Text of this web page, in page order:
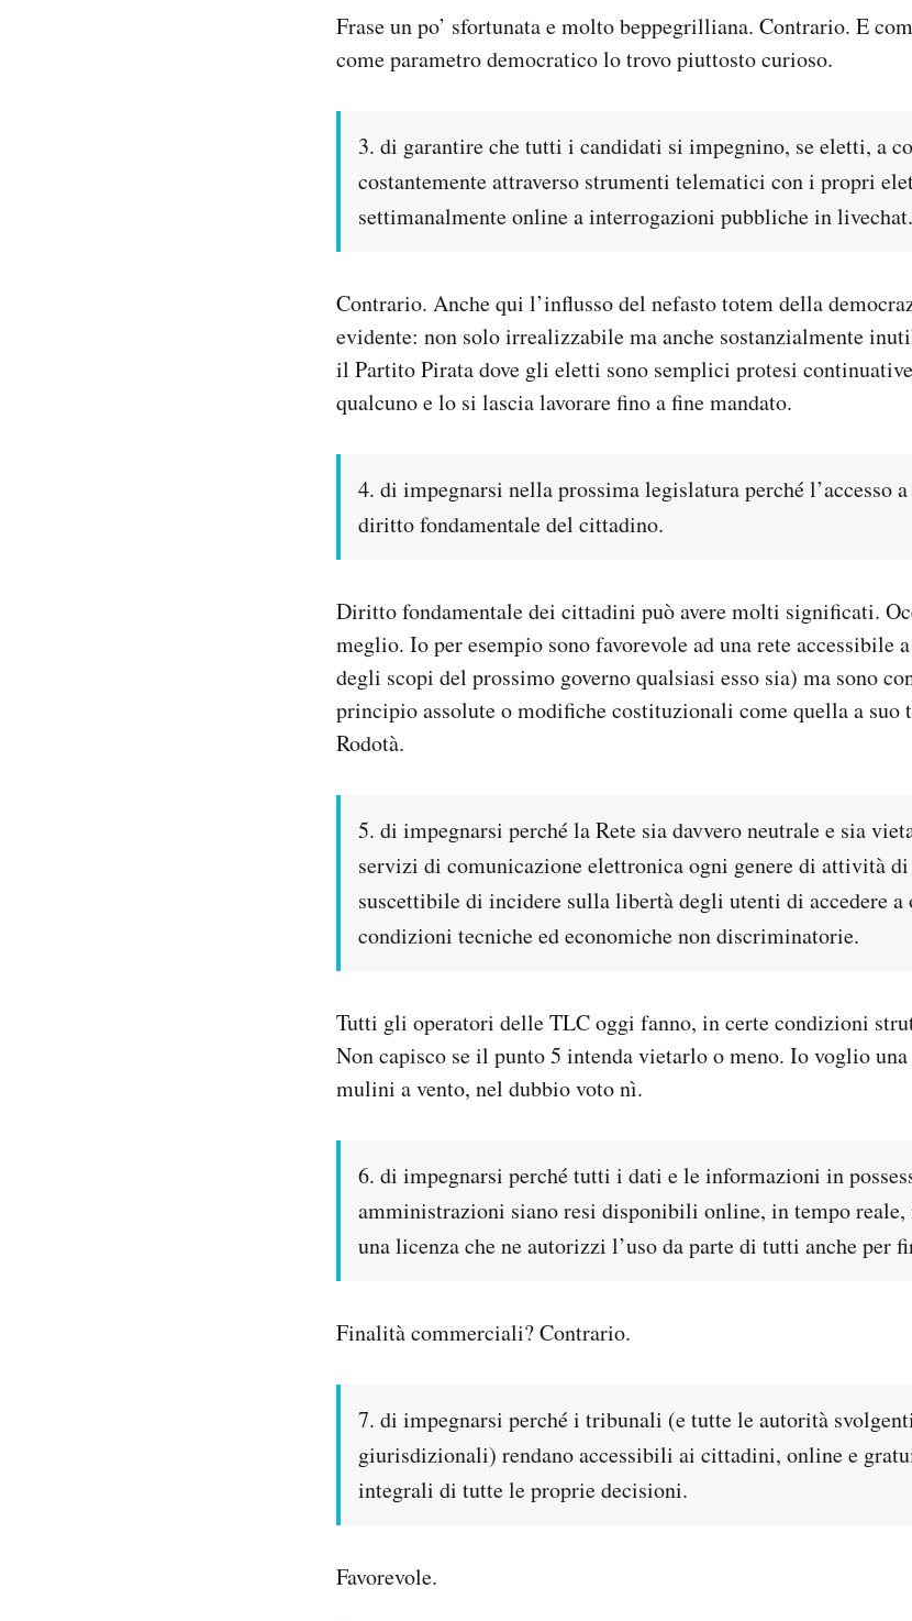
Frase un po’ sfortunata e molto beppegrilliana. Contrario. E
come parametro democratico lo trovo piuttosto curioso.
3. di garantire che tutti i candidati si impegnino, se eletti, a
costantemente attraverso strumenti telematici con i propri
settimanalmente online a interrogazioni pubbliche in livechat.
Contrario. Anche qui l’influsso del nefasto totem della
evidente: non solo irrealizzabile ma anche sostanzialmente
il Partito Pirata dove gli eletti sono semplici protesi
qualcuno e lo si lascia lavorare fino a fine mandato.
4. di impegnarsi nella prossima legislatura perché l’accesso
diritto fondamentale del cittadino.
Diritto fondamentale dei cittadini può avere molti significati.
meglio. Io per esempio sono favorevole ad una rete
degli scopi del prossimo governo qualsiasi esso sia) ma sono
principio assolute o modifiche costituzionali come quella a suo
Rodotà.
5. di impegnarsi perché la Rete sia davvero neutrale e sia
servizi di comunicazione elettronica ogni genere di attività
suscettibile di incidere sulla libertà degli utenti di accedere
condizioni tecniche ed economiche non discriminatorie.
Tutti gli operatori delle TLC oggi fanno, in certe condizioni
Non capisco se il punto 5 intenda vietarlo o meno. Io voglio una
mulini a vento, nel dubbio voto nì.
6. di impegnarsi perché tutti i dati e le informazioni in
amministrazioni siano resi disponibili online, in tempo reale,
una licenza che ne autorizzi l’uso da parte di tutti anche per
Finalità commerciali? Contrario.
7. di impegnarsi perché i tribunali (e tutte le autorità
giurisdizionali) rendano accessibili ai cittadini, online e
integrali di tutte le proprie decisioni.
Favorevole.